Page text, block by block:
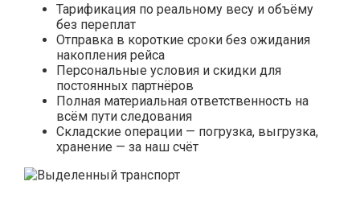
Тарификация по реальному весу и объёму
без переплат
Отправка в короткие сроки без ожидания
накопления рейса
Персональные условия и скидки для
постоянных партнёров
Полная материальная ответственность на
всём пути следования
Складские операции — погрузка, выгрузка,
хранение — за наш счёт